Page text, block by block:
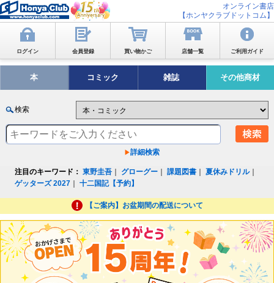
オンライン書店
【ホンヤクラブドットコム】
ログイン 会員登録 買い物かご 店舗一覧 ご利用ガイド
本 コミック 雑誌 その他商材
検索
詳細検索
注目のキーワード： 東野圭吾 グローグー ｜課題図書 ｜夏休みドリル｜
ゲッターズ 2027 ｜十二国記【予約】
【ご案内】お盆期間の配送について